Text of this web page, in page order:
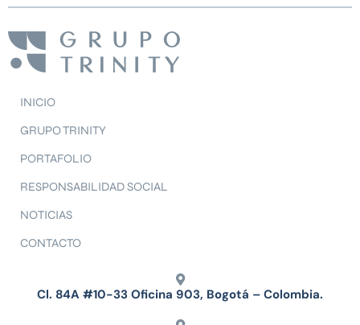
INICIO
GRUPO TRINITY
PORTAFOLIO
RESPONSABILIDAD SOCIAL
NOTICIAS
CONTACTO
Cl. 84A #10-33 Oficina 903, Bogotá – Colombia.